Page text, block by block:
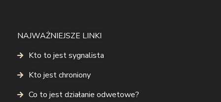
NAJWAŻNIEJSZE LINKI
Kto to jest sygnalista
Kto jest chroniony
Co to jest działanie odwetowe?